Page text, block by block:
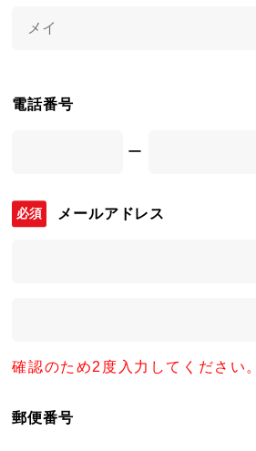
電話番号
ー
メールアドレス
確認のため2度入力してください。
郵便番号